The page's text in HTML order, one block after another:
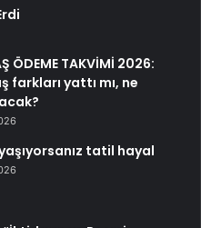
ÖDEME TAKVİMİ 2026:
farkları yattı mı, ne
tatil hayal